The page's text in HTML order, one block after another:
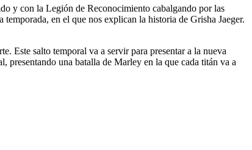
y con la Legión de Reconocimiento cabalgando por las
en el que nos explican la historia de Grisha Jaeger.
Este salto temporal va a servir para presentar a la nueva
presentando una batalla de Marley en la que cada titán va a